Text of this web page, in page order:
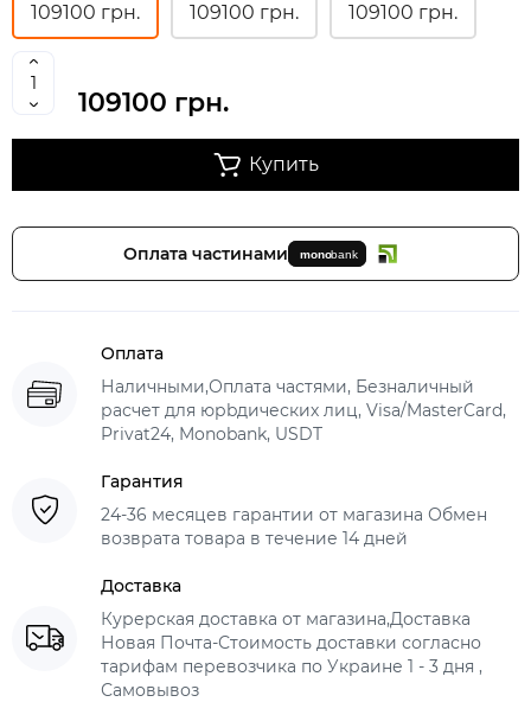
109100 грн. 109100 грн. 109100 грн.
109100 грн.
Купить
Оплата частинами
Оплата
Наличными,Оплата частями, Безналичный
расчет для юрbдических лиц, Visa/MasterCard,
Privat24, Monobank, USDT
Гарантия
24-36 месяцев гарантии от магазина Обмен
возврата товара в течение 14 дней
Доставка
Курерская доставка от магазина,Доставка
Новая Почта-Стоимость доставки согласно
тарифам перевозчика по Украине 1 - 3 дня ,
Самовывоз